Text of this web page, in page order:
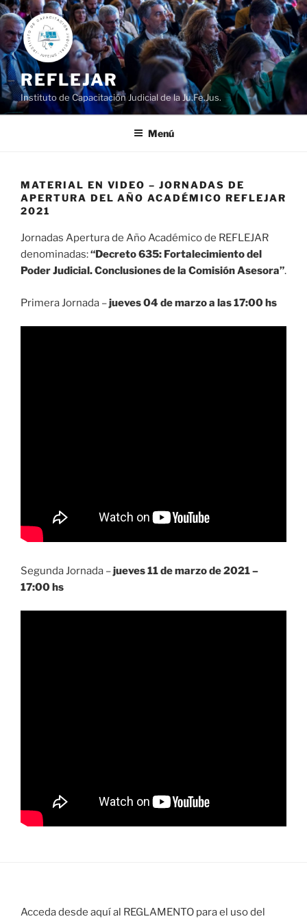
Ir
al
contenido
REFLEJAR
Instituto de Capacitación Judicial de la Ju.Fe.Jus.
Menú
MATERIAL EN VIDEO – JORNADAS DE
APERTURA DEL AÑO ACADÉMICO REFLEJAR
2021
Jornadas Apertura de Año Académico de REFLEJAR
denominadas:“Decreto 635: Fortalecimiento del
Poder Judicial.Conclusiones de la Comisión Asesora”.
Primera Jornada –jueves 04 de marzo a las 17:00 hs
Segunda Jornada –jueves 11 de marzo de 2021 –
17:00 hs
Acceda desde aquí al REGLAMENTO para el uso del